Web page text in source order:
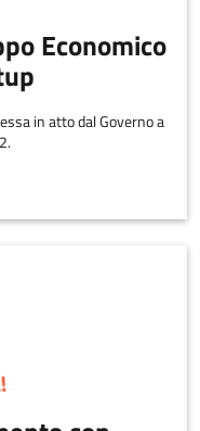
Economico
in atto dal Governo a